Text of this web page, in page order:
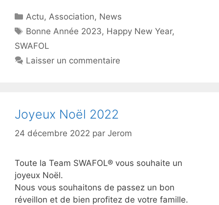
Catégories
Actu,Association, News
Étiquettes
Bonne Année 2023, Happy New Year,
SWAFOL
Laisser un commentaire
Joyeux Noël 2022
24 décembre 2022 par Jerom
Toute la Team SWAFOL® vous souhaite un
joyeux Noël.
Nous vous souhaitons de passez un bon
réveillon et de bien profitez de votre famille.